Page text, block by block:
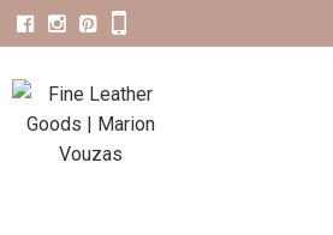
προς το